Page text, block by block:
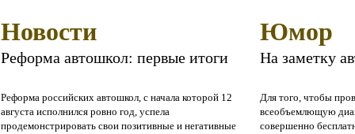
Новости
Реформа автошкол: первые итоги
Реформа российских автошкол, с начала которой 12
августа исполнился ровно год, успела
продемонстрировать свои позитивные и негативные
Юмор
На заметку
Для того, чтобы
всеобъемлющую
совершенно